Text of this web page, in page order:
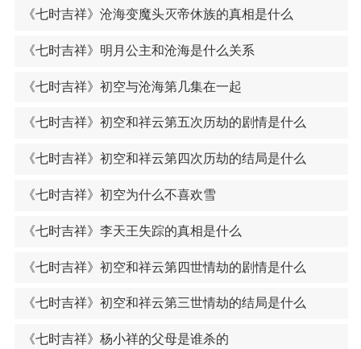
《七时吉祥》沧海变魔头灭帝休族的真相是什么
《七时吉祥》明月公主和沧海是什么关系
《七时吉祥》初空与沧海第几集在一起
《七时吉祥》初空和祥云第五次历劫的剧情是什么
《七时吉祥》初空和祥云第四次历劫的结局是什么
《七时吉祥》初空为什么不喜欢雪
《七时吉祥》李天王失踪的真相是什么
《七时吉祥》初空和祥云第四世情劫的剧情是什么
《七时吉祥》初空和祥云第三世情劫的结局是什么
《七时吉祥》杨小祥的父母是谁杀的